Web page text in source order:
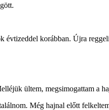
korábban. Újra
ültem, megsimogattam a
Még hajnal előtt